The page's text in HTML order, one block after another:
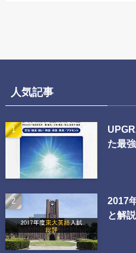
人気記事
た最
2017
と解